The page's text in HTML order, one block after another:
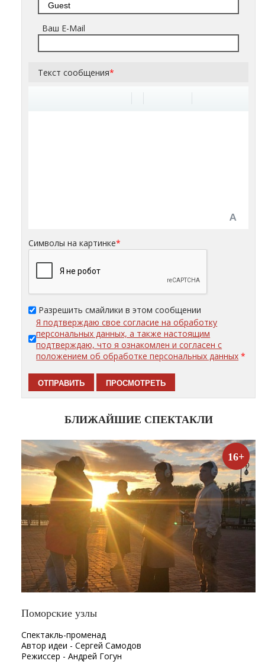
Ваш E-Mail
Текст сообщения*
Символы на картинке*
Разрешить смайлики в этом сообщении
Я подтверждаю свое согласие на обработку
персональных данных, а также настоящим
подтверждаю, что я ознакомлен и согласен с
положением об обработке персональных данных *
БЛИЖАЙШИЕ СПЕКТАКЛИ
16+
Поморские узлы
Спектакль-променад
Автор идеи - Сергей Самодов
Режиссер - Андрей Гогун